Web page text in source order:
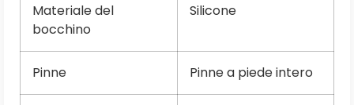
Materiale del
bocchino
Silicone
Pinne Pinne a piede intero